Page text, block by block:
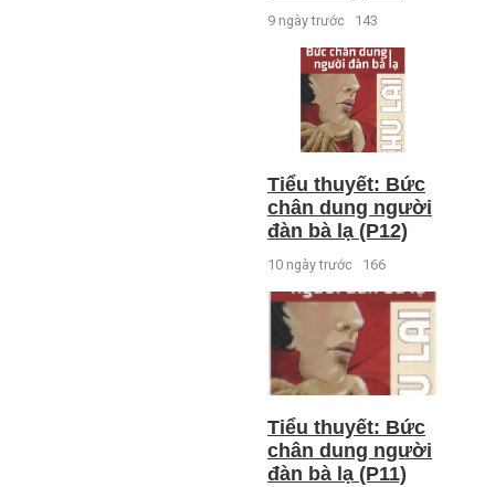
9 ngày trước 143
Tiểu thuyết: Bức
chân dung người
đàn bà lạ (P12)
10 ngày trước 166
Tiểu thuyết: Bức
chân dung người
đàn bà lạ (P11)